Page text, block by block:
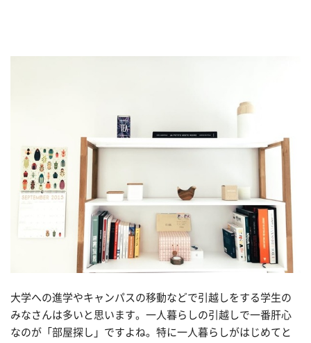
大学への進学やキャンパスの移動などで引越しをする学生の
みなさんは多いと思います。一人暮らしの引越しで一番肝心
なのが「部屋探し」ですよね。特に一人暮らしがはじめてと